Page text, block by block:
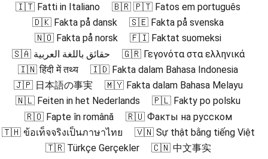
🇮🇹 Fatti in Italiano
🇧🇷 🇵🇹 Fatos em português
🇩🇰 Fakta på dansk
🇸🇪 Fakta på svenska
🇳🇴 Fakta på norsk
🇫🇮 Faktat suomeksi
🇸🇦 حقائق باللغة العربية
🇬🇷 Γεγονότα στα ελληνικά
🇮🇳 हिंदी में तथ्य
🇮🇩 Fakta dalam Bahasa Indonesia
🇯🇵 日本語の事実
🇲🇾 Fakta dalam Bahasa Melayu
🇳🇱 Feiten in het Nederlands
🇵🇱 Fakty po polsku
🇷🇴 Fapte în română
🇷🇺 Факты на русском
🇹🇭 ข้อเท็จจริงเป็นภาษาไทย
🇻🇳 Sự thật bằng tiếng Việt
🇹🇷 Türkçe Gerçekler
🇨🇳 中文事实